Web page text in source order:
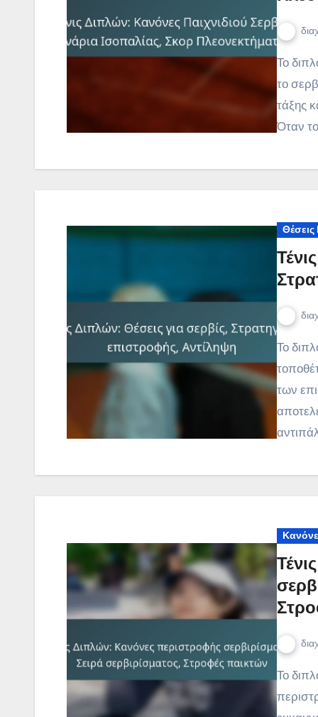
Το διπλό τένις περιλαμβάνει συγκεκριμένους κανόνες για
το
τάξης
Όταν
Το διπλό τένις απαιτεί μια οξεία κατανόηση της
των
Το διπλό τένις περιλαμβάνει συγκεκριμένους κανόνες